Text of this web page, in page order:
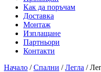
Как да поръчам
Доставка
Монтаж
Изплащане
Партньори
Контакти
Начало /Спални /Легла /